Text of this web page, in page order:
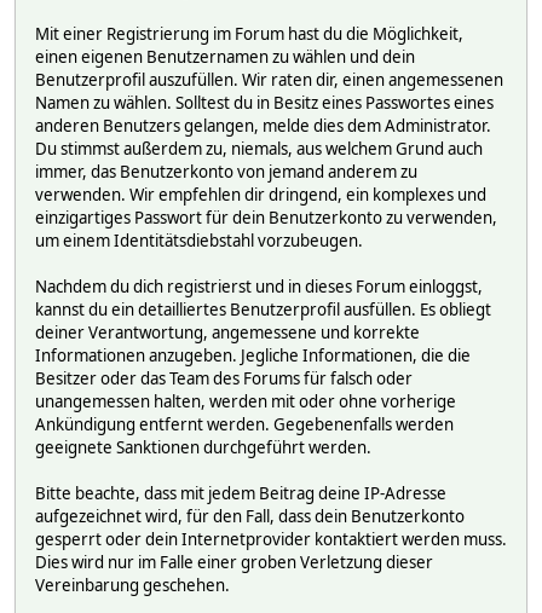
Mit einer Registrierung im Forum hast du die Möglichkeit,
einen eigenen Benutzernamen zu wählen und dein
Benutzerprofil auszufüllen. Wir raten dir, einen angemessenen
Namen zu wählen. Solltest du in Besitz eines Passwortes eines
anderen Benutzers gelangen, melde dies dem Administrator.
Du stimmst außerdem zu, niemals, aus welchem Grund auch
immer, das Benutzerkonto von jemand anderem zu
verwenden. Wir empfehlen dir dringend, ein komplexes und
einzigartiges Passwort für dein Benutzerkonto zu verwenden,
um einem Identitätsdiebstahl vorzubeugen.
Nachdem du dich registrierst und in dieses Forum einloggst,
kannst du ein detailliertes Benutzerprofil ausfüllen. Es obliegt
deiner Verantwortung, angemessene und korrekte
Informationen anzugeben. Jegliche Informationen, die die
Besitzer oder das Team des Forums für falsch oder
unangemessen halten, werden mit oder ohne vorherige
Ankündigung entfernt werden. Gegebenenfalls werden
geeignete Sanktionen durchgeführt werden.
Bitte beachte, dass mit jedem Beitrag deine IP-Adresse
aufgezeichnet wird, für den Fall, dass dein Benutzerkonto
gesperrt oder dein Internetprovider kontaktiert werden muss.
Dies wird nur im Falle einer groben Verletzung dieser
Vereinbarung geschehen.